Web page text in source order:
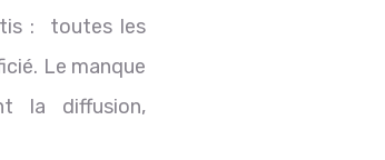
: toutes les
Le manque
la diffusion,